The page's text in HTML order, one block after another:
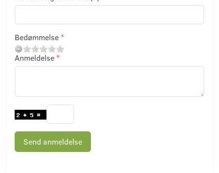
Bedømmelse
Anmeldelse
Send anmeldelse